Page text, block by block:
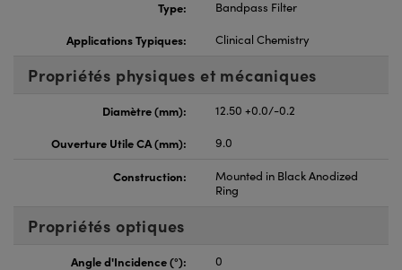
Type:
Bandpass Filter
Applications Typiques:
Clinical Chemistry
Propriétés physiques et mécaniques
Diamètre (mm):
12.50 +0.0/-0.2
Ouverture Utile CA (mm):
9.0
Construction:
Mounted in Black Anodized
Ring
Propriétés optiques
Angle d'Incidence (°):
0